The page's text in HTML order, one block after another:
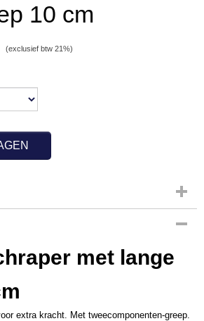
10 cm
(exclusief btw 21%)
met lange
extra kracht. Met tweecomponenten-greep.